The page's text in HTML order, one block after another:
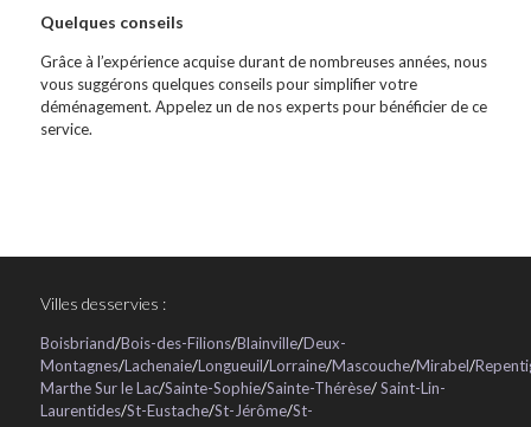
Quelques conseils
Grâce à l’expérience acquise durant de nombreuses années, nous
vous suggérons quelques conseils pour simplifier votre
déménagement. Appelez un de nos experts pour bénéficier de ce
service.
Villes desservies :
Boisbriand/Bois-des-Filions/Blainville/Deux-
Montagnes/Lachenaie/Longueuil/Lorraine/Mascouche/Mirabel/
Marthe Sur le Lac/Sainte-Sophie/Sainte-Thérèse/Saint-Lin-
Laurentides/St-Eustache/St-Jérôme/St-